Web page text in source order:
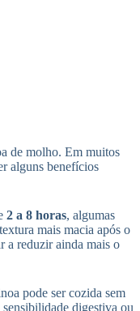
de molho. Em muitos
alguns benefícios
2 a 8 horas, algumas
mais macia após o
a reduzir ainda mais o
pode ser cozida sem
digestiva ou